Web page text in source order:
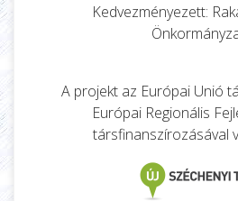
Kedvezményezett:
A projekt az Európai Unió
Európai Regionális
társfinanszírozásával